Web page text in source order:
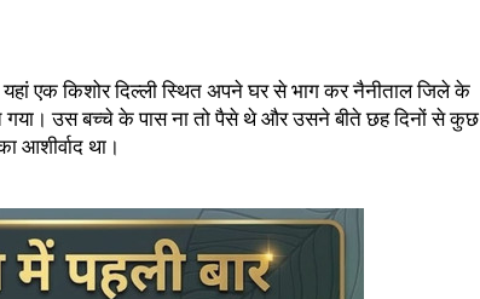
एक किशोर दिल्ली स्थित अपने घर से भाग कर नैनीताल जिले के
गया। उस बच्चे के पास ना तो पैसे थे और उसने बीते छह दिनों से कुछ
आशीर्वाद था।